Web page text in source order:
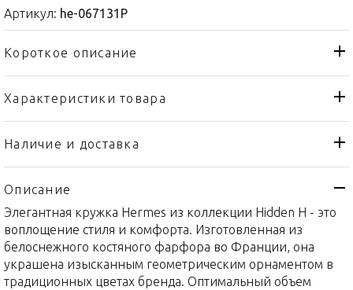
Артикул: he-067131P
Короткое описание
Характеристики товара
Тип товара
Кружка
Бренд
Коллекция
Hidden H
Страна производителя
Материал
Фарфор
Объем / Размер
300мл
Наличие и доставка
Описание
Элегантная кружка Hermes из коллекции Hidden H - это
воплощение стиля и комфорта. Изготовленная из
белоснежного костяного фарфора во Франции, она
украшена изысканным геометрическим орнаментом в
традиционных цветах бренда. Оптимальный объем